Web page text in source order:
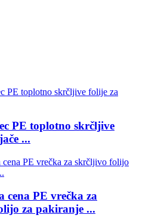
PE toplotno skrčljive
...
cena PE vrečka za
za pakiranje ...